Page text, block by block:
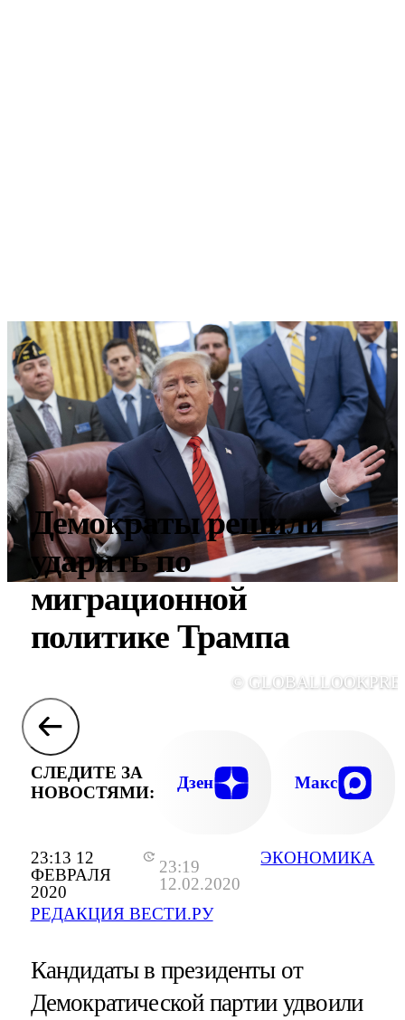
23:13 12
ФЕВРАЛЯ
2020
23:19
12.02.2020
РЕДАКЦИЯ ВЕСТИ.РУ
ЭКОНОМИКА
Демократы решили
ударить по
миграционной
политике Трампа
©
СЛЕДИТЕ ЗА
НОВОСТЯМИ:
Дзен Макс
Кандидаты в президенты от
Демократической партии удвоили